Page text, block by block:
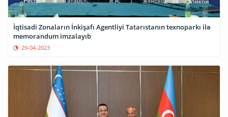
İqtisadi Zonaların İnkişafı Agentliyi Tatarıstanın texnoparkı ilə
memorandum imzalayıb
29-04-2023